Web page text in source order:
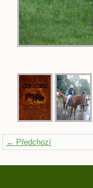
← Předchozí